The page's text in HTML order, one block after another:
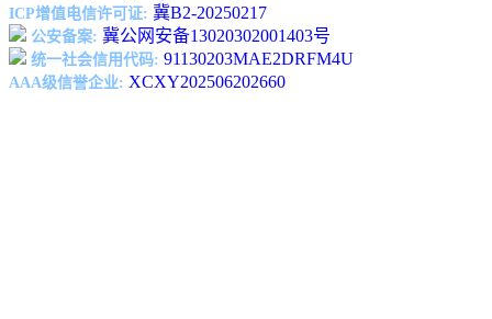
ICP增值电信许可证: 冀B2-20250217
公安备案: 冀公网安备13020302001403号
统一社会信用代码: 91130203MAE2DRFM4U
AAA级信誉企业: XCXY202506202660